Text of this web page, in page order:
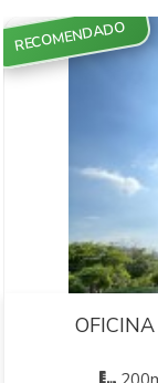
RECOMENDADO